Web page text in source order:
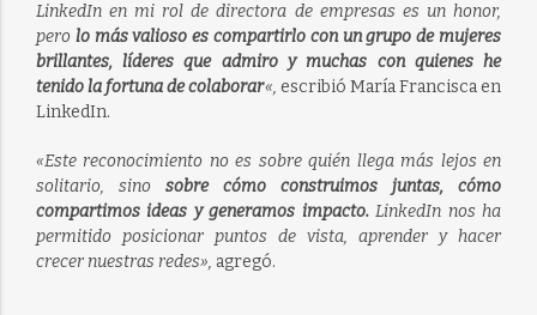
LinkedIn en mi rol de directora de empresas es un honor,
pero lo más valioso es compartirlo con un grupo de mujeres
brillantes, líderes que admiro y muchas con quienes he
tenido la fortuna de colaborar«, escribió María Francisca en
LinkedIn.
«Este reconocimiento no es sobre quién llega más lejos en
solitario, sino sobre cómo construimos juntas, cómo
compartimos ideas y generamos impacto.LinkedIn nos ha
permitido posicionar puntos de vista, aprender y hacer
crecer nuestras redes», agregó.